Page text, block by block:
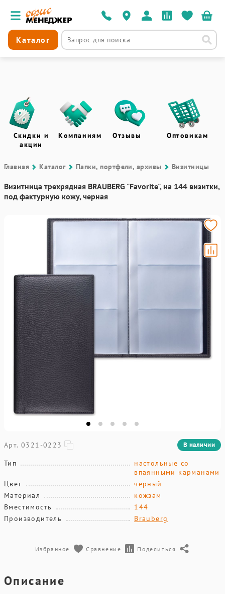
Каталог
Скидки и
акции
Компаниям Отзывы Оптовикам
Главная Каталог Папки, портфели, архивы Визитницы
Визитница трехрядная BRAUBERG "Favorite", на 144 визитки,
под фактурную кожу, черная
Арт. 0321-0223 В наличии
Тип
настольные со
впаянными карманами
Цвет
черный
Материал
кожзам
Вместимость
144
Производитель
Brauberg
Избранное Сравнение Поделиться
Описание